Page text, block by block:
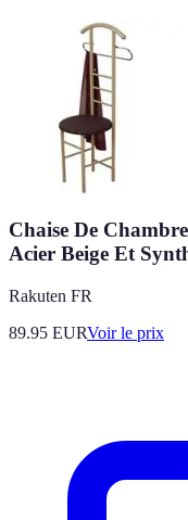
Chaise De
Acier Beige Et
Rakuten FR
89.95 EURVoir le prix